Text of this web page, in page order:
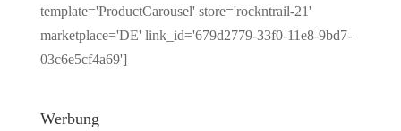
template='ProductCarousel' store='rockntrail-21'
marketplace='DE' link_id='679d2779-33f0-11e8-9bd7-
03c6e5cf4a69']
Werbung